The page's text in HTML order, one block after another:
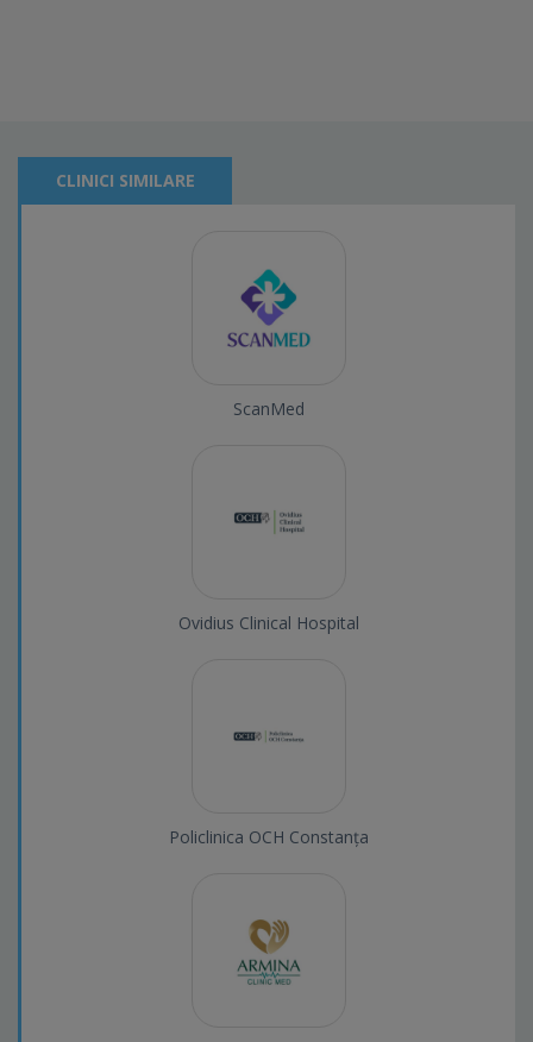
CLINICI SIMILARE
ScanMed
Ovidius Clinical Hospital
Policlinica OCH Constanța